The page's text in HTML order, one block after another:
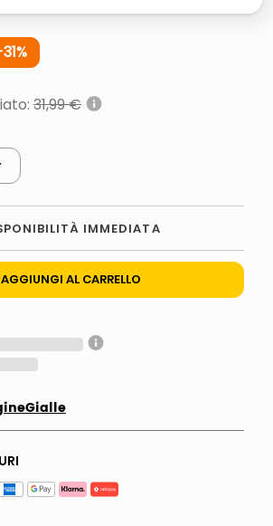
31%
: 31,99 €
IMMEDIATA
AGGIUNGI AL CARRELLO